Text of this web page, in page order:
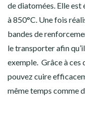
de diatomées. Elle est
à 850°C. Une fois
bandes de
le transporter afin
exemple. Grâce à ces
pouvez cuire
même temps comme